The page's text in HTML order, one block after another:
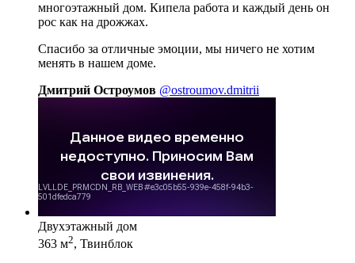
многоэтажный дом. Кипела работа и каждый день он
рос как на дрожжах.
Спасибо за отличные эмоции, мы ничего не хотим
менять в нашем доме.
Дмитрий Остроумов @ostroumov.dmitrii
Двухэтажный дом
363 м2, Твинблок